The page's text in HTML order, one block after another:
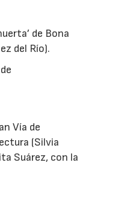
de Bona
del Río).
Vía de
(Silvia
Suárez, con la